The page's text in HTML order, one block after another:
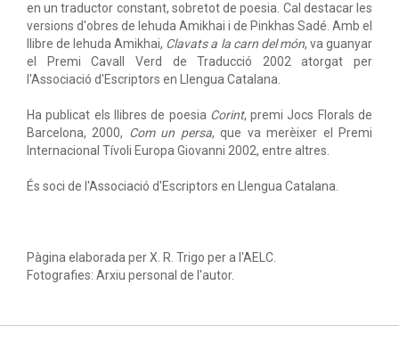
en un traductor constant, sobretot de poesia. Cal destacar les
versions d'obres de Iehuda Amikhai i de Pinkhas Sadé. Amb el
llibre de Iehuda Amikhai, Clavats a la carn del món, va guanyar
el Premi Cavall Verd de Traducció 2002 atorgat per
l'Associació d'Escriptors en Llengua Catalana.
Ha publicat els llibres de poesia Corint, premi Jocs Florals de
Barcelona, 2000, Com un persa, que va merèixer el Premi
Internacional Tívoli Europa Giovanni 2002, entre altres.
És soci de l'Associació d'Escriptors en Llengua Catalana.
Pàgina elaborada per X. R. Trigo per a l'AELC.
Fotografies: Arxiu personal de l'autor.